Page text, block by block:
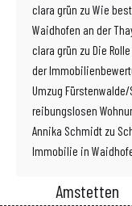
clara grün zu Wie
Waidhofen an der
clara grün zu Die
der
Umzug Fürstenwalde/
reibungslosen
Annika Schmidt zu
Immobilie in
Amstetten